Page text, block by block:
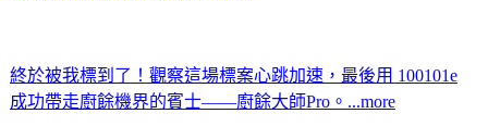
終於被我標到了！觀察這場標案心跳加速，最後用 100101e
成功帶走廚餘機界的賓士——廚餘大師Pro。...more